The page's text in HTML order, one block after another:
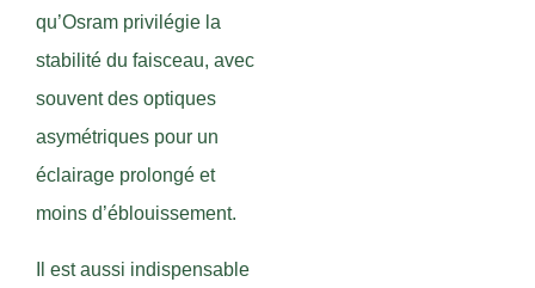
qu’Osram privilégie la
stabilité du faisceau, avec
souvent des optiques
asymétriques pour un
éclairage prolongé et
moins d’éblouissement.
Il est aussi indispensable